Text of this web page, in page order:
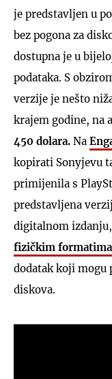
je predstavljen u
bez pogona za
dostupna je u
podataka. S
verzije je nešto
krajem godine, na
450 dolara. Na
kopirati Sonyjevu
primijenila s
predstavljena
digitalnom
fizičkim formatima
dodatak koji mogu
diskova.